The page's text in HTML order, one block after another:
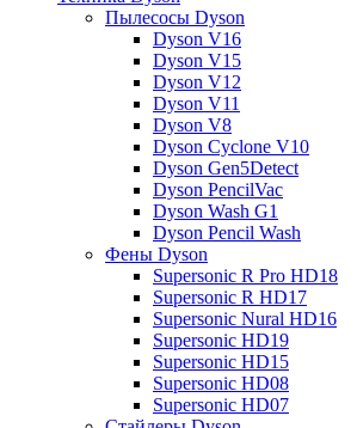
Пылесосы Dyson
Dyson V16
Dyson V15
Dyson V12
Dyson V11
Dyson V8
Dyson Cyclone V10
Dyson Gen5Detect
Dyson PencilVac
Dyson Wash G1
Dyson Pencil Wash
Фены Dyson
Supersonic R Pro HD18
Supersonic R HD17
Supersonic Nural HD16
Supersonic HD19
Supersonic HD15
Supersonic HD08
Supersonic HD07